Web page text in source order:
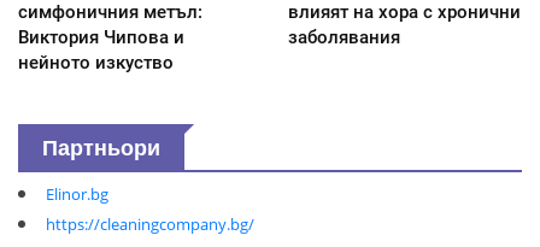
симфоничния метъл:
Виктория Чипова и
нейното изкуство
влияят на хора с хронични
заболявания
Партньори
Elinor.bg
https://cleaningcompany.bg/